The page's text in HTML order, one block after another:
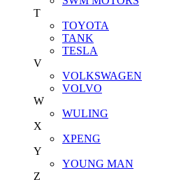
T
TOYOTA
TANK
TESLA
V
VOLKSWAGEN
VOLVO
W
WULING
X
XPENG
Y
YOUNG MAN
Z